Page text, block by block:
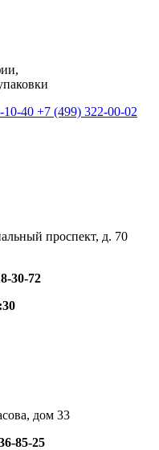
10-40 +7 (499) 322-00-02
проспект, д. 70
30-72
дом 33
85-25